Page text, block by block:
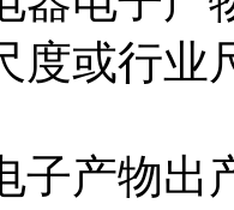
度或行业
子产物